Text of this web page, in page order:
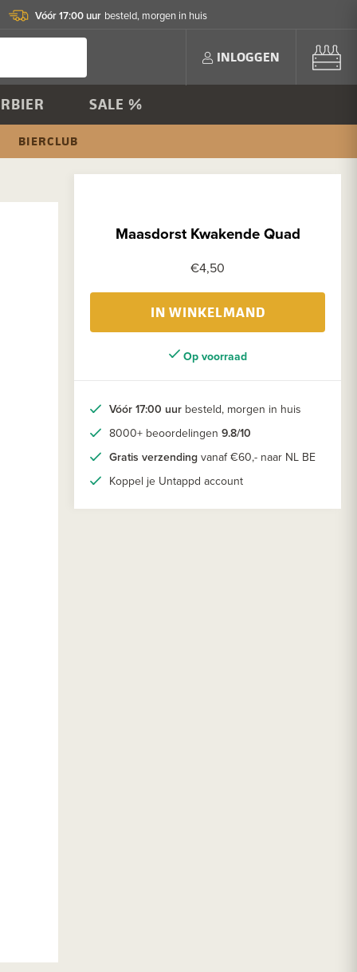
Vóór 17:00 uur besteld, morgen in huis
INLOGGEN
SALE %
BIERCLUB
Maasdorst Kwakende Quad
€4,50
IN WINKELMAND
Op voorraad
Vóór 17:00 uur besteld, morgen in huis
8000+ beoordelingen 9.8/10
Gratis verzending vanaf €60,- naar NL BE
Koppel je Untappd account